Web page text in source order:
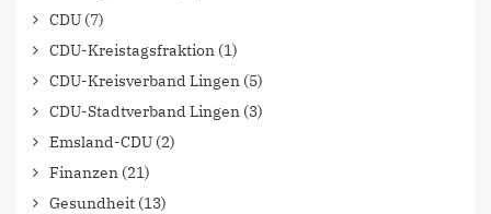
CDU (7)
CDU-Kreistagsfraktion (1)
CDU-Kreisverband Lingen (5)
CDU-Stadtverband Lingen (3)
Emsland-CDU (2)
Finanzen (21)
Gesundheit (13)